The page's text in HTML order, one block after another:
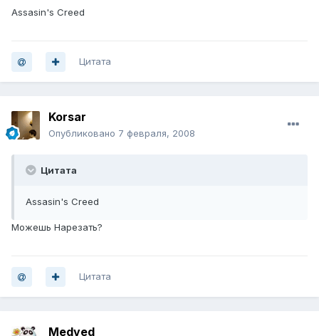
Assasin's Creed
Цитата
Korsar
Опубликовано 7 февраля, 2008
Цитата
Assasin's Creed
Можешь Нарезать?
Цитата
Medved